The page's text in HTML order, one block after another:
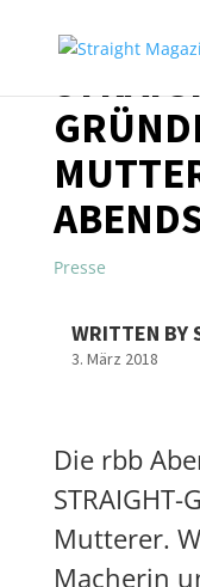
Presse
WRITTEN BY
3. März 2018
Die rbb
Mutterer.
Macherin